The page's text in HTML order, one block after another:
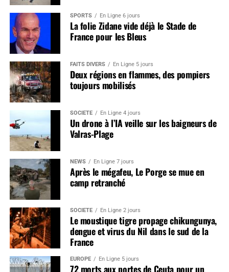
SPORTS En Ligne 6 jours
La folie Zidane vide déjà le Stade de
France pour les Bleus
FAITS DIVERS En Ligne 5 jours
Deux régions en flammes, des pompiers
toujours mobilisés
SOCIÉTÉ En Ligne 4 jours
Un drone à l’IA veille sur les baigneurs de
Valras-Plage
NEWS En Ligne 7 jours
Après le mégafeu, Le Porge se mue en
camp retranché
SOCIÉTÉ En Ligne 2 jours
Le moustique tigre propage chikungunya,
dengue et virus du Nil dans le sud de la
France
EUROPE En Ligne 5 jours
72 morts aux portes de Ceuta pour un